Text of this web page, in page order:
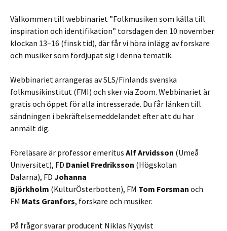
Välkommen till webbinariet ”Folkmusiken som källa till
inspiration och identifikation” torsdagen den 10 november
klockan 13–16 (finsk tid), där får vi höra inlägg av forskare
och musiker som fördjupat sig i denna tematik.
Webbinariet arrangeras av SLS/Finlands svenska
folkmusikinstitut (FMI) och sker via Zoom. Webbinariet är
gratis och öppet för alla intresserade. Du får länken till
sändningen i bekräftelsemeddelandet efter att du har
anmält dig.
Föreläsare är professor emeritus Alf Arvidsson (Umeå
Universitet), FD Daniel Fredriksson (Högskolan
Dalarna), FD Johanna
Björkholm (KulturÖsterbotten), FM Tom Forsman och
FM Mats Granfors, forskare och musiker.
På frågor svarar producent Niklas Nyqvist